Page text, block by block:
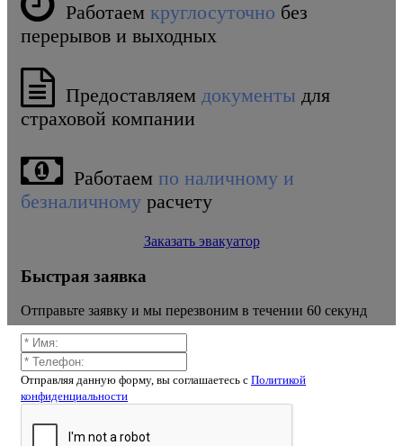
Работаем круглосуточно без
перерывов и выходных
Предоставляем документы для
страховой компании
Работаем по наличному и
безналичному расчету
Заказать эвакуатор
Быстрая заявка
Отправьте заявку и мы перезвоним в течении 60 секунд
Отправляя данную форму, вы соглашаетесь c Политикой
конфиденциальности
Калькулятор расчёта стоимости
эвакуатора Зверинецкая улица